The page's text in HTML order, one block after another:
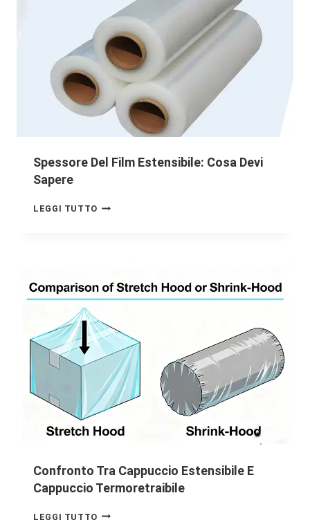
Spessore Del Film Estensibile: Cosa Devi
Sapere
LEGGI TUTTO
Confronto Tra Cappuccio Estensibile E
Cappuccio Termoretraibile
LEGGI TUTTO